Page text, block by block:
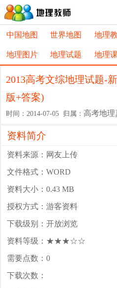
中国地图 世界地图 地理
地理图片 地理试题 地理
2013高考文综地理试题-
版+答案)
时间：2014-07-05 归属： 高考地理
资料简介
资料来源：网友上传
文件格式：WORD
资料大小：0.43 MB
授权方式：游客资料
下载级别：开放浏览
资料等级：★★★☆☆
需要点数：0
下载次数：